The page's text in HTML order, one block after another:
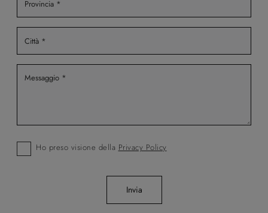
Ho preso visione della Privacy Policy
Invia